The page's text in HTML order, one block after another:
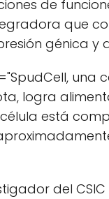
de
que
génica y
logra
está
del